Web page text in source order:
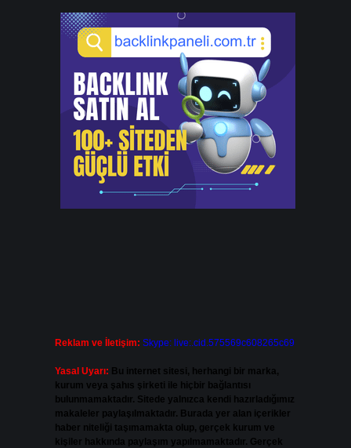
Reklam ve İletişim: Skype: live:.cid.575569c608265c69
Yasal Uyarı: Bu internet sitesi, herhangi bir marka,
kurum veya şahıs şirketi ile hiçbir bağlantısı
bulunmamaktadır. Sitede yalnızca kendi hazırladığımız
makaleler paylaşılmaktadır. Burada yer alan içerikler
haber niteliği taşımamakta olup, gerçek kurum ve
kişiler hakkında paylaşım yapılmamaktadır. Gerçek